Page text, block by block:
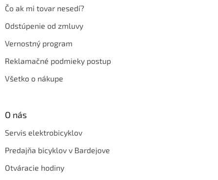
Čo ak mi tovar nesedí?
Odstúpenie od zmluvy
Vernostný program
Reklamačné podmieky postup
Všetko o nákupe
O nás
Servis elektrobicyklov
Predajňa bicyklov v Bardejove
Otváracie hodiny